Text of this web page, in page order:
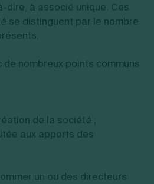
dire, à associé unique. Ces
se distinguent par le nombre
de nombreux points communs
de la société ;
aux apports des
un ou des directeurs